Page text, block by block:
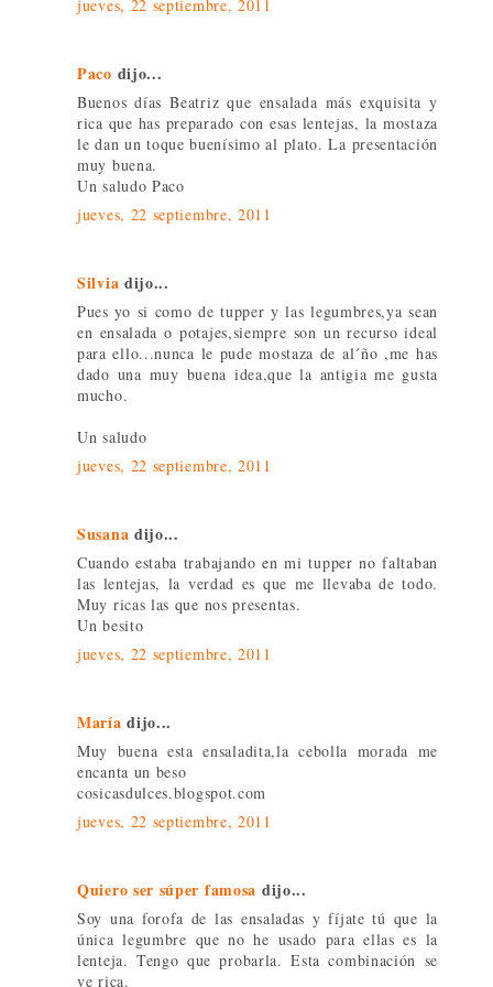
jueves, 22 septiembre, 2011
Paco dijo...
Buenos días Beatriz que ensalada más exquisita y
rica que has preparado con esas lentejas, la mostaza
le dan un toque buenísimo al plato. La presentación
muy buena.
Un saludo Paco
jueves, 22 septiembre, 2011
Silvia dijo...
Pues yo si como de tupper y las legumbres,ya sean
en ensalada o potajes,siempre son un recurso ideal
para ello...nunca le pude mostaza de al´ño ,me has
dado una muy buena idea,que la antigia me gusta
mucho.
Un saludo
jueves, 22 septiembre, 2011
Susana dijo...
Cuando estaba trabajando en mi tupper no faltaban
las lentejas, la verdad es que me llevaba de todo.
Muy ricas las que nos presentas.
Un besito
jueves, 22 septiembre, 2011
María dijo...
Muy buena esta ensaladita,la cebolla morada me
encanta un beso
cosicasdulces.blogspot.com
jueves, 22 septiembre, 2011
Quiero ser súper famosa dijo...
Soy una forofa de las ensaladas y fíjate tú que la
única legumbre que no he usado para ellas es la
lenteja. Tengo que probarla. Esta combinación se
ve rica.